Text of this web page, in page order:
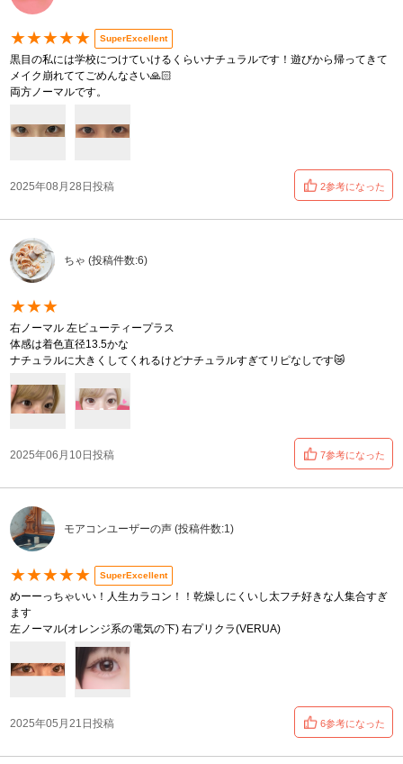
★★★★★ SuperExcellent
黒目の私には学校につけていけるくらいナチュラルです！遊びから帰ってきて
メイク崩れててごめんなさい🙏🏻
両方ノーマルです。
2025年08月28日投稿 2参考になった
ちゃ (投稿件数:6)
★★★
右ノーマル 左ビューティープラス
体感は着色直径13.5かな
ナチュラルに大きくしてくれるけどナチュラルすぎてリピなしです😿
2025年06月10日投稿 7参考になった
モアコンユーザーの声 (投稿件数:1)
★★★★★ SuperExcellent
めーーっちゃいい！人生カラコン！！乾燥しにくいし太フチ好きな人集合すぎ
ます
左ノーマル(オレンジ系の電気の下) 右プリクラ(VERUA)
2025年05月21日投稿 6参考になった